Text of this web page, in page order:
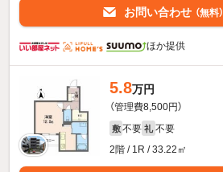
お問い合わせ （無料）
ほか提供
5.8万円
（管理費8,500円）
敷 不要 礼 不要
2階 / 1R / 33.22㎡